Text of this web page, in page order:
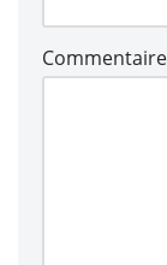
Commentaire